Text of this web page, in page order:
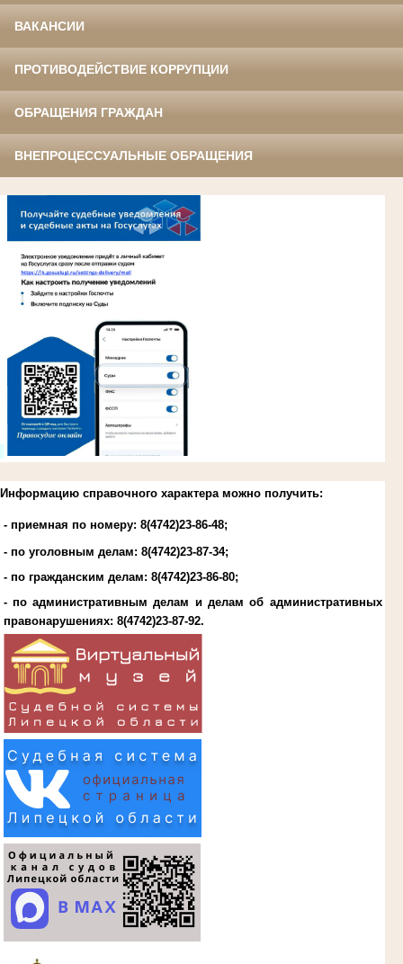
ВАКАНСИИ
ПРОТИВОДЕЙСТВИЕ КОРРУПЦИИ
ОБРАЩЕНИЯ ГРАЖДАН
ВНЕПРОЦЕССУАЛЬНЫЕ ОБРАЩЕНИЯ
Информацию справочного характера можно получить:
- приемная по номеру: 8(4742)23-86-48;
- по уголовным делам: 8(4742)23-87-34;
- по гражданским делам: 8(4742)23-86-80;
- по административным делам и делам об административных
правонарушениях: 8(4742)23-87-92.